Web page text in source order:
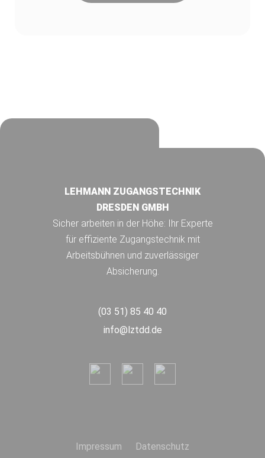
LEHMANN ZUGANGSTECHNIK
DRESDEN GMBH
Sicher arbeiten in der Höhe: Ihr Experte
für effiziente Zugangstechnik mit
Arbeitsbühnen und zuverlässiger
Absicherung.
(03 51) 85 40 40
info@lztdd.de
Impressum Datenschutz